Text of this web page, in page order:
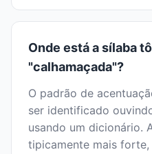
Onde está a sílaba
"calhamaçada"?
O padrão de
ser identificado
usando um dicionário.
tipicamente mais forte,